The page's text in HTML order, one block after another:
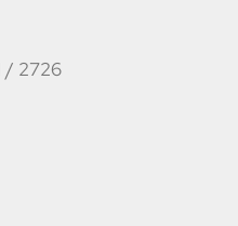
/ 2726